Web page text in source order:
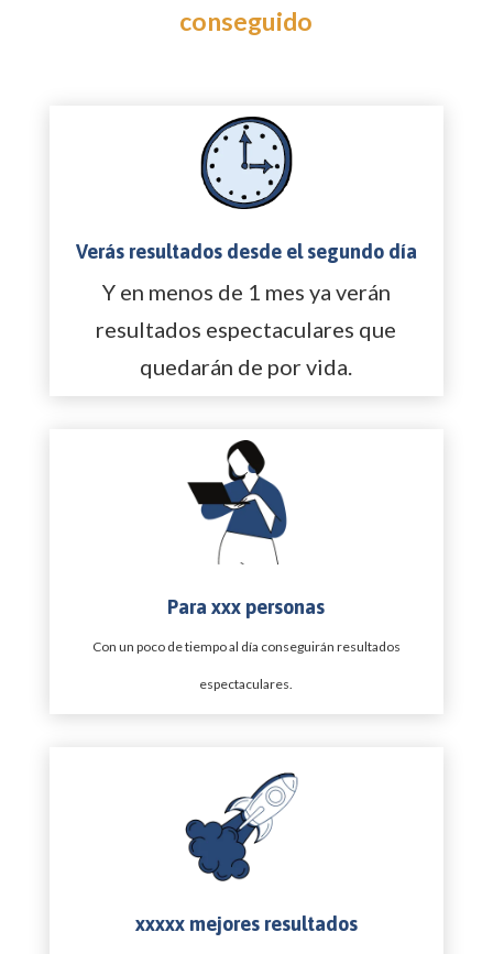
conseguido
Verás resultados desde el segundo día
Y en menos de 1 mes ya verán
resultados espectaculares que
quedarán de por vida.
Para xxx personas
Con un poco de tiempo al día conseguirán resultados
espectaculares.
xxxxx mejores resultados